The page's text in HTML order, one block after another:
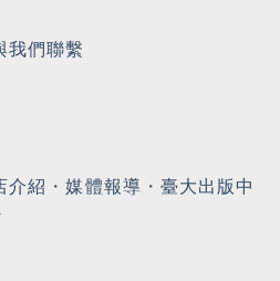
我們聯繫
介紹 ・媒體報導 ・ 臺大出版中